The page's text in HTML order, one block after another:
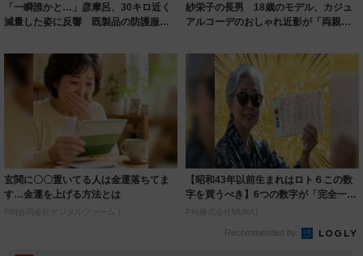
「一瞬誰かと…」彦摩呂、30キロ近く
減量した姿に反響 既製品の防護服が
紗栄子の長男 18歳のモデル、カジュ
アルコーデのおしゃれ近影が「両親の
玄関に〇〇置いてる人は金運落ちてま
す…金運を上げる方法とは
PR(合同会社デジタルファーム )
【昭和43年以前生まれはロト６この数
字を買うべき】6つの数字が「完全一
致」する方...
PR(株式会社MURA)
Recommended by